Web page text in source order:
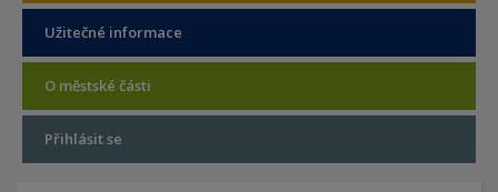
Užitečné informace
O městské části
Přihlásit se